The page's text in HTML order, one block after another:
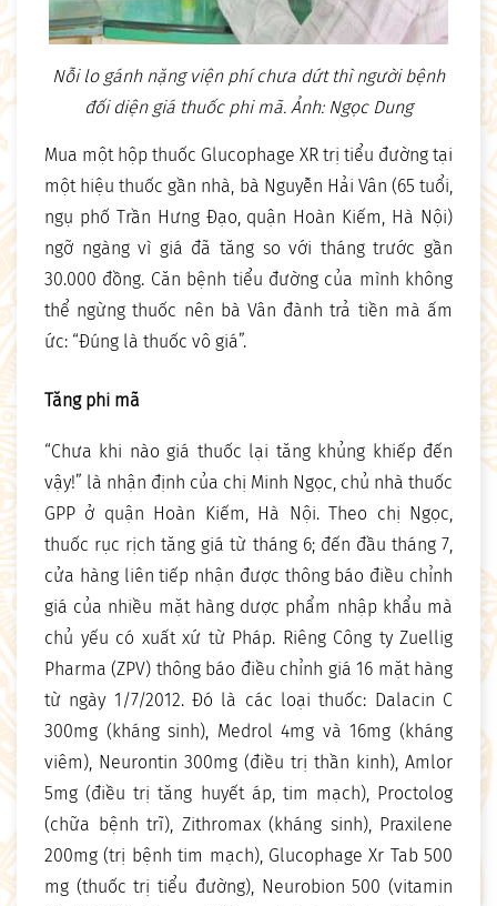
Nỗi lo gánh nặng viện phí chưa dứt thì người bệnh
đối diện giá thuốc phi mã. Ảnh: Ngọc Dung
Mua một hộp thuốc Glucophage XR trị tiểu đường tại
một hiệu thuốc gần nhà, bà Nguyễn Hải Vân (65 tuổi,
ngụ phố Trần Hưng Đạo, quận Hoàn Kiếm, Hà Nội)
ngỡ ngàng vì giá đã tăng so với tháng trước gần
30.000 đồng. Căn bệnh tiểu đường của mình không
thể ngừng thuốc nên bà Vân đành trả tiền mà ấm
ức: “Đúng là thuốc vô giá”.
Tăng phi mã
“Chưa khi nào giá thuốc lại tăng khủng khiếp đến
vậy!” là nhận định của chị Minh Ngọc, chủ nhà thuốc
GPP ở quận Hoàn Kiếm, Hà Nội. Theo chị Ngọc,
thuốc rục rịch tăng giá từ tháng 6; đến đầu tháng 7,
cửa hàng liên tiếp nhận được thông báo điều chỉnh
giá của nhiều mặt hàng dược phẩm nhập khẩu mà
chủ yếu có xuất xứ từ Pháp. Riêng Công ty Zuellig
Pharma (ZPV) thông báo điều chỉnh giá 16 mặt hàng
từ ngày 1/7/2012. Đó là các loại thuốc: Dalacin C
300mg (kháng sinh), Medrol 4mg và 16mg (kháng
viêm), Neurontin 300mg (điều trị thần kinh), Amlor
5mg (điều trị tăng huyết áp, tim mạch), Proctolog
(chữa bệnh trĩ), Zithromax (kháng sinh), Praxilene
200mg (trị bệnh tim mạch), Glucophage Xr Tab 500
mg (thuốc trị tiểu đường), Neurobion 500 (vitamin